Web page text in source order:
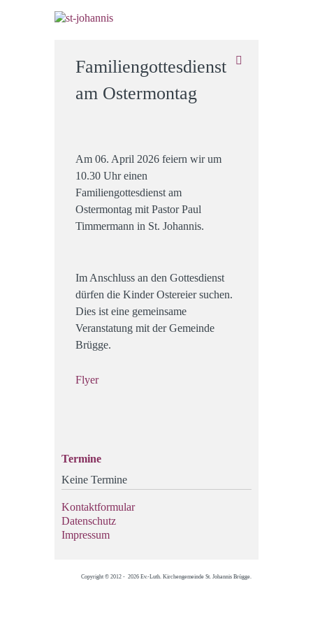
Familiengottesdienst
am Ostermontag
Am 06. April 2026 feiern wir um
10.30 Uhr einen
Familiengottesdienst am
Ostermontag mit Pastor Paul
Timmermann in St. Johannis.
Im Anschluss an den Gottesdienst
dürfen die Kinder Ostereier suchen.
Dies ist eine gemeinsame
Veranstatung mit der Gemeinde
Brügge.
Flyer
Termine
Keine Termine
Kontaktformular
Datenschutz
Impressum
Copyright © 2012 - 2026 Ev.-Luth. Kirchengemeinde St. Johannis Brügge.